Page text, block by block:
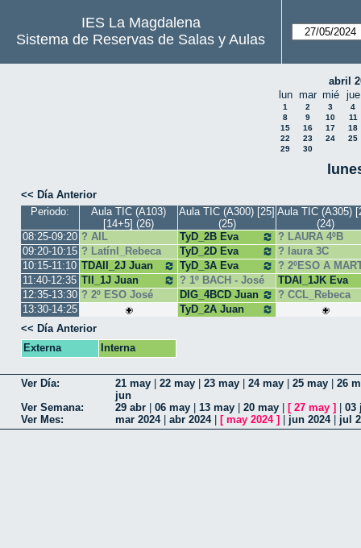
IES La Magdalena
Sistema de Reservas de Salas y Aulas
abril
lun mar mié jue
1 2 3
4
8
9 10
11
15
16 17
18
22
23 24
25
29
30
<< Día Anterior
Periodo:
Aula TIC (A103)
[14+5] (26)
Aula TIC (A300) [25]
(25)
Aula TIC (A305)
(24)
08:25-09:20
AIL TyD_2B Eva
LAURA 4ºB
09:20-10:15
LatínI_Rebeca TyD_2D Eva
laura 3C
10:15-11:10 TDAII_2J Juan
Pedro
TyD_3A Eva
2ºESO A
11:40-12:35 TII_1J Juan
Carlos
1º BACH - José
Luis
TDAI_1JK Eva
12:35-13:30
2º ESO José
DIG_4BCD Juan
Carlos
CCL_Rebeca
13:30-14:25
TyD_2A Juan
<< Día Anterior
Externa
Interna
Ver Día: 21 may 22 may 23 may 24 may 25 may
26
jun
Ver Semana:
29 abr 06 may 13 may 20 may [ 27 may ]
03
Ver Mes:
mar 2024| abr 2024| [ may 2024] jun 2024| jul